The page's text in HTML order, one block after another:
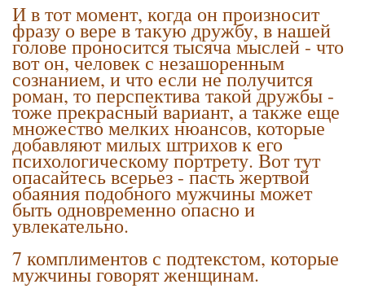
И в тот момент, когда он произносит
фразу о вере в такую дружбу, в нашей
голове проносится тысяча мыслей - что
вот он, человек с незашоренным
сознанием, и что если не получится
роман, то перспектива такой дружбы -
тоже прекрасный вариант, а также еще
множество мелких нюансов, которые
добавляют милых штрихов к его
психологическому портрету. Вот тут
опасайтесь всерьез - пасть жертвой
обаяния подобного мужчины может
быть одновременно опасно и
увлекательно.
7 комплиментов с подтекстом, которые
мужчины говорят женщинам.